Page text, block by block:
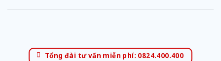
Tổng đài tư vấn miễn phí: 0824.400.400